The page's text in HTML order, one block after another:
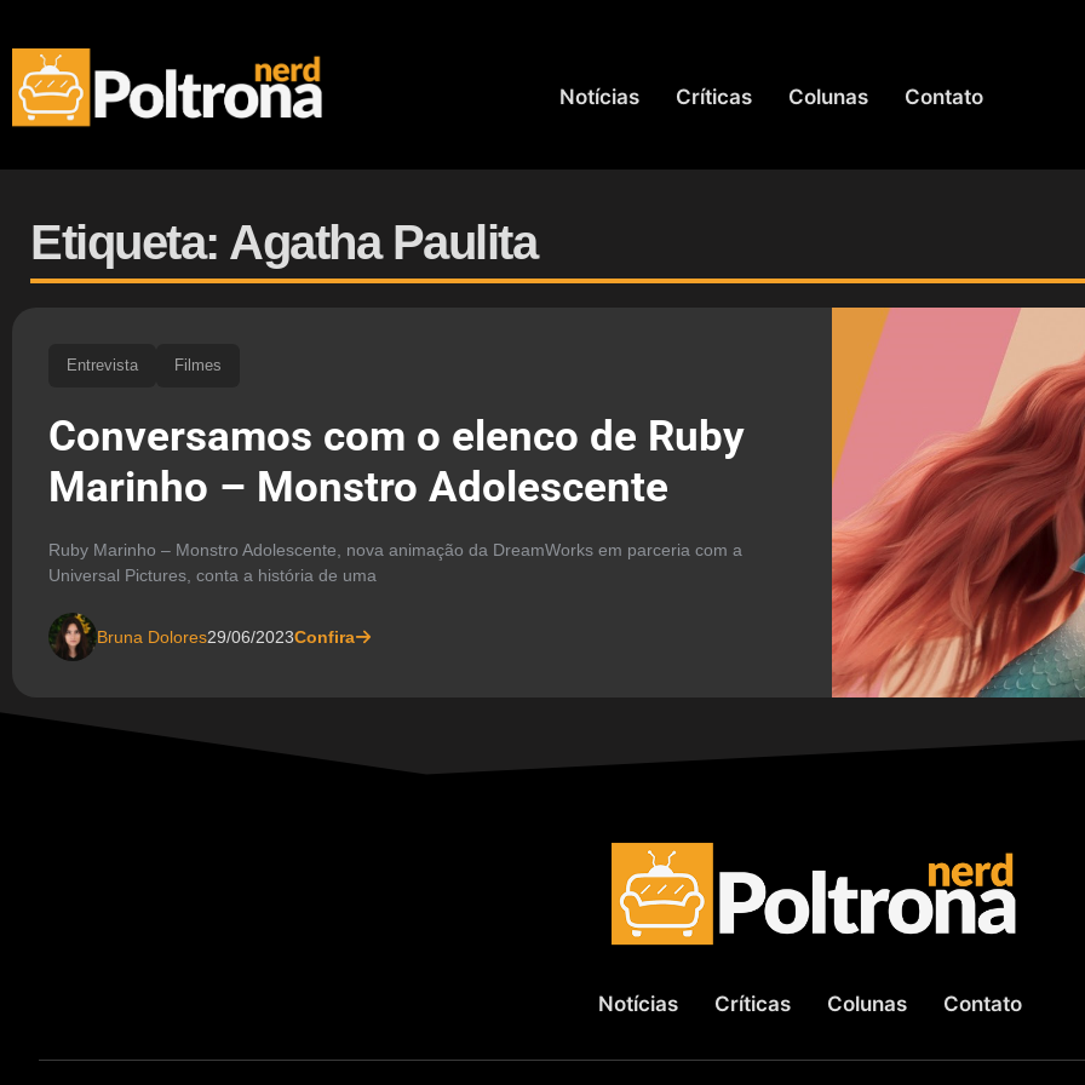
Notícias Críticas Colunas Contato
Etiqueta: Agatha Paulita
Entrevista Filmes
Conversamos com o elenco de Ruby
Marinho – Monstro Adolescente
Ruby Marinho – Monstro Adolescente, nova animação da DreamWorks em parceria com a
Universal Pictures, conta a história de uma
Bruna Dolores29/06/2023Confira
Notícias Críticas Colunas Contato